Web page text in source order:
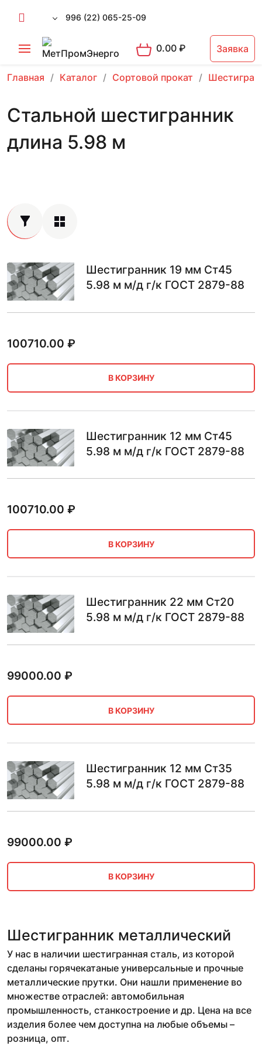
996 (22) 065-25-09
0.00₽ Заявка
Главная Каталог Сортовой прокат
Стальной шестигранник
длина 5.98 м
Шестигранник 19 мм Ст45
5.98 м м/д г/к ГОСТ 2879-88
100710.00 ₽
В КОРЗИНУ
Шестигранник 12 мм Ст45
5.98 м м/д г/к ГОСТ 2879-88
100710.00 ₽
В КОРЗИНУ
Шестигранник 22 мм Ст20
5.98 м м/д г/к ГОСТ 2879-88
99000.00 ₽
В КОРЗИНУ
Шестигранник 12 мм Ст35
5.98 м м/д г/к ГОСТ 2879-88
99000.00 ₽
В КОРЗИНУ
Шестигранник металлический
У нас в наличии шестигранная сталь, из которой
сделаны горячекатаные универсальные и прочные
металлические прутки. Они нашли применение во
множестве отраслей: автомобильная
промышленность, станкостроение и др. Цена на все
изделия более чем доступна на любые объемы –
розница, опт.